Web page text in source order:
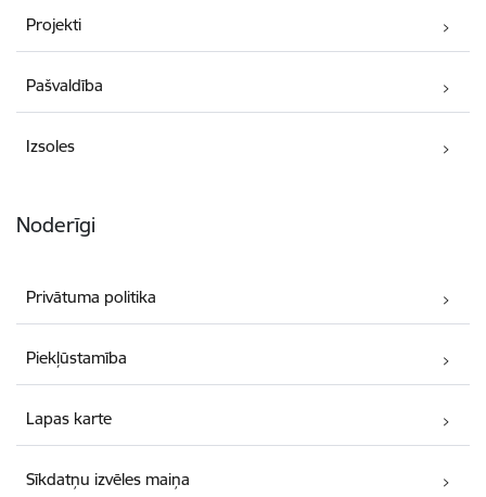
Projekti
Pašvaldība
Izsoles
Noderīgi
Privātuma politika
Piekļūstamība
Lapas karte
Sīkdatņu izvēles maiņa